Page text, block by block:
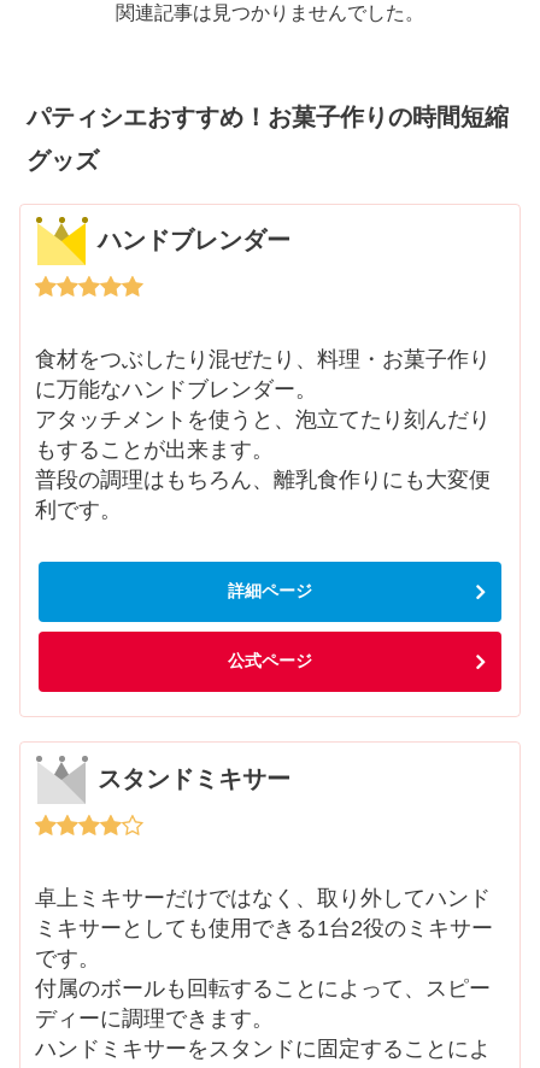
関連記事は見つかりませんでした。
パティシエおすすめ！お菓子作りの時間短縮
グッズ
ハンドブレンダー
食材をつぶしたり混ぜたり、料理・お菓子作り
に万能なハンドブレンダー。
アタッチメントを使うと、泡立てたり刻んだり
もすることが出来ます。
普段の調理はもちろん、離乳食作りにも大変便
利です。
詳細ページ
公式ページ
スタンドミキサー
卓上ミキサーだけではなく、取り外してハンド
ミキサーとしても使用できる1台2役のミキサー
です。
付属のボールも回転することによって、スピー
ディーに調理できます。
ハンドミキサーをスタンドに固定することによ